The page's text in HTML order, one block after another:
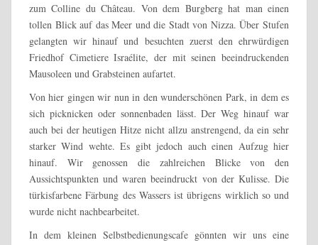
zum Colline du Château. Von dem Burgberg hat man einen
tollen Blick auf das Meer und die Stadt von Nizza. Über Stufen
gelangten wir hinauf und besuchten zuerst den ehrwürdigen
Friedhof Cimetiere Israélite, der mit seinen beeindruckenden
Mausoleen und Grabsteinen aufartet.
Von hier gingen wir nun in den wunderschönen Park, in dem es
sich picknicken oder sonnenbaden lässt. Der Weg hinauf war
auch bei der heutigen Hitze nicht allzu anstrengend, da ein sehr
starker Wind wehte. Es gibt jedoch auch einen Aufzug hier
hinauf. Wir genossen die zahlreichen Blicke von den
Aussichtspunkten und waren beeindruckt von der Kulisse. Die
türkisfarbene Färbung des Wassers ist übrigens wirklich so und
wurde nicht nachbearbeitet.
In dem kleinen Selbstbedienungscafe gönnten wir uns eine